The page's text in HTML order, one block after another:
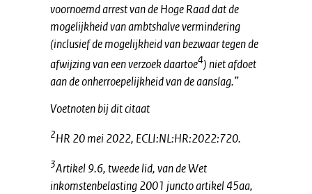
voornoemd arrest van de Hoge Raad dat de
mogelijkheid van ambtshalve vermindering
(inclusief de mogelijkheid van bezwaar tegen de
afwijzing van een verzoek daartoe4) niet afdoet
aan de onherroepelijkheid van de aanslag.”
Voetnoten bij dit citaat
2HR 20 mei 2022, ECLI:NL:HR:2022:720.
3Artikel 9.6, tweede lid, van de Wet
inkomstenbelasting 2001 juncto artikel 45aa,